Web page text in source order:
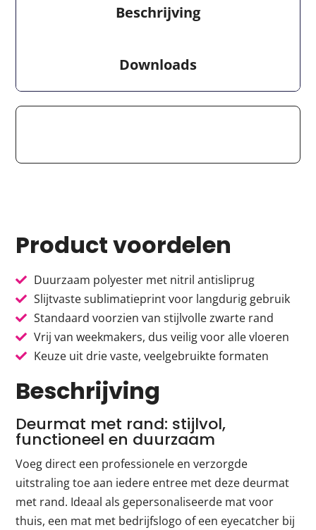
Beschrijving
Downloads
Product voordelen
Duurzaam polyester met nitril antisliprug
Slijtvaste sublimatieprint voor langdurig gebruik
Standaard voorzien van stijlvolle zwarte rand
Vrij van weekmakers, dus veilig voor alle vloeren
Keuze uit drie vaste, veelgebruikte formaten
Beschrijving
Deurmat met rand: stijlvol,
functioneel en duurzaam
Voeg direct een professionele en verzorgde
uitstraling toe aan iedere entree met deze deurmat
met rand. Ideaal als gepersonaliseerde mat voor
thuis, een mat met bedrijfslogo of een eyecatcher bij